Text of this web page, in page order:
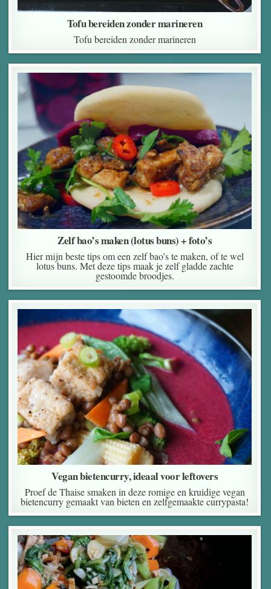
Tofu bereiden zonder marineren
Tofu bereiden zonder marineren
Zelf bao’s maken (lotus buns) + foto’s
Hier mijn beste tips om een zelf bao’s te maken, of te wel
lotus buns. Met deze tips maak je zelf gladde zachte
gestoomde broodjes.
Vegan bietencurry, ideaal voor leftovers
Proef de Thaise smaken in deze romige en kruidige vegan
bietencurry gemaakt van bieten en zelfgemaakte currypasta!